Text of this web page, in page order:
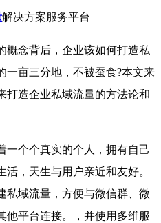
解决方案服务平台
念背后，企业该如何打造私
一亩三分地，不被蚕食?本文来
打造企业私域流量的方法论和
个个真实的个人，拥有自己
，天生与用户亲近和友好。
私域流量，方便与微信群、微
他平台连接。，并使用多维服